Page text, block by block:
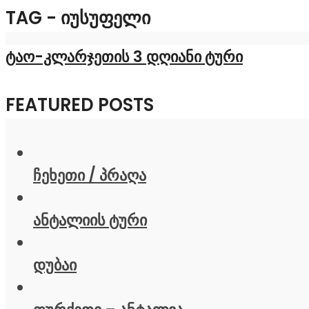
TAG - ᲘᲣᲡᲣᲤᲔᲚᲘ
ტაო-კლარჯეთის 3 დღიანი ტური
FEATURED POSTS
ჩეხეთი / პრაღა
ანტალიის ტური
დუბაი